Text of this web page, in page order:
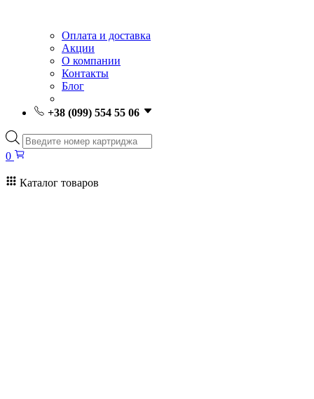
Оплата и доставка
Акции
О компании
Контакты
Блог
+38 (099) 554 55 06
Поиск
товаров
0
Каталог товаров